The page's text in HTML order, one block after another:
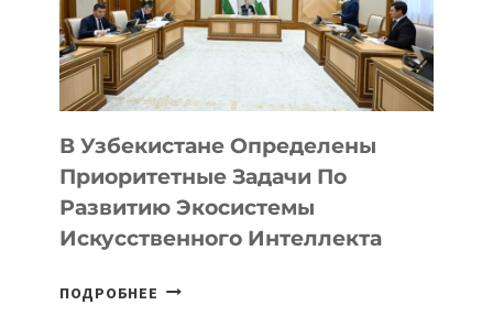
В Узбекистане Определены
Приоритетные Задачи По
Развитию Экосистемы
Искусственного Интеллекта
ПОДРОБНЕЕ